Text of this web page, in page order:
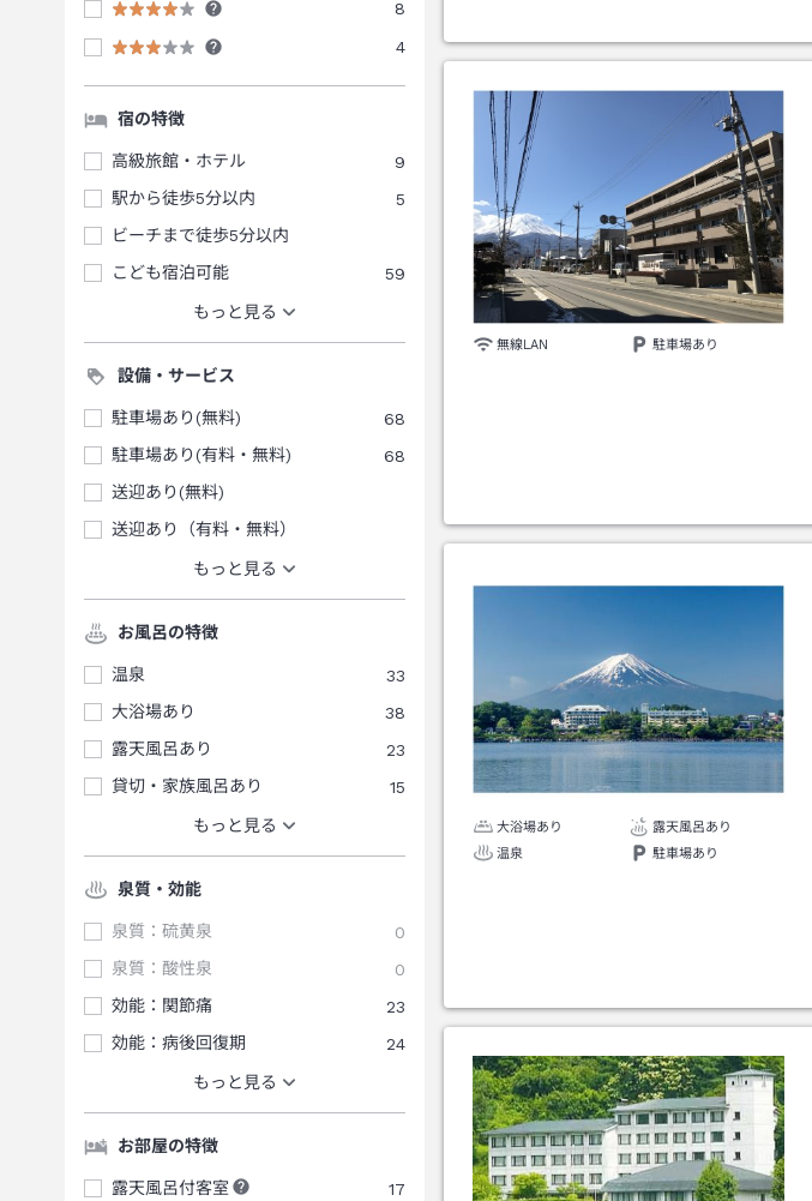
8
4
宿の特徴
高級旅館・ホテル
9
駅から徒歩5分以内
5
ビーチまで徒歩5分以内
こども宿泊可能
59
もっと見る
設備・サービス
駐車場あり(無料)
68
駐車場あり(有料・無料)
68
送迎あり(無料)
送迎あり（有料・無料）
もっと見る
お風呂の特徴
温泉
33
大浴場あり
38
露天風呂あり
23
貸切・家族風呂あり
15
もっと見る
泉質・効能
泉質：硫黄泉
0
泉質：酸性泉
0
効能：関節痛
23
効能：病後回復期
24
もっと見る
お部屋の特徴
露天風呂付客室 17
無線LAN 駐車場あり
大浴場あり
露天風呂あり
温泉
駐車場あり